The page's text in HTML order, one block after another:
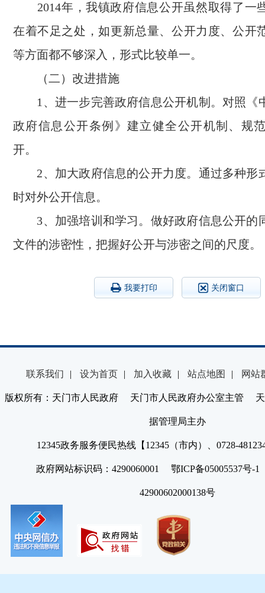
2014年，我镇政府信息公开虽然取得了一
在着不足之处，如更新总量、公开力度、公开
等方面都不够深入，形式比较单一。
（二）改进措施
1、进一步完善政府信息公开机制。对照《
政府信息公开条例》建立健全公开机制、规
开。
2、加大政府信息的公开力度。通过多种形
时对外公开信息。
3、加强培训和学习。做好政府信息公开的
文件的涉密性，把握好公开与涉密之间的尺度。
我要打印 关闭窗口
联系我们 | 设为首页 | 加入收藏 | 站点地图 | 网站
版权所有：天门市人民政府 天门市人民政府办公室主管 天
据管理局主办
12345政务服务便民热线【12345（市内）、0728-
政府网站标识码：4290060001 鄂ICP备05005537号
42900602000138号